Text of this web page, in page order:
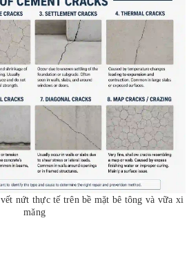
nứt thực tế trên bề mặt bê tông và vữa xi
măng